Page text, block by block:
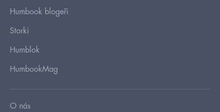
Humbook blogeři
Storki
Humblok
HumbookMag
O nás